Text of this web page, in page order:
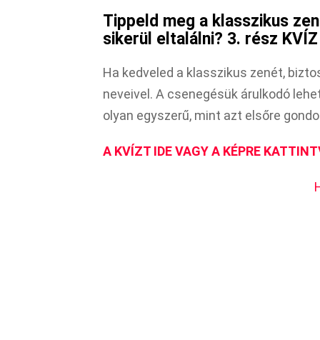
Tippeld meg a klasszikus
sikerül eltalálni? 3. rész KVÍZ
Ha kedveled a klasszikus zenét,
neveivel. A csenegésük árulkodó
olyan egyszerű, mint azt elsőre
A KVÍZT IDE VAGY A KÉPRE